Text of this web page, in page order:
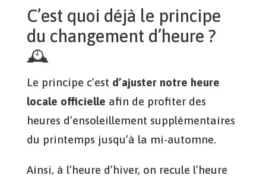
C’est quoi déjà le principe
du changement d’heure ?
🕰
Le principe c’est d’ajuster notre heure
locale officielle afin de profiter des
heures d’ensoleillement supplémentaires
du printemps jusqu’à la mi-automne.
Ainsi, à l’heure d’hiver, on recule l’heure